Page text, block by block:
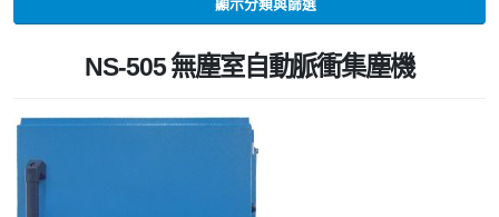
顯示分類與篩選
NS-505 無塵室自動脈衝集塵機